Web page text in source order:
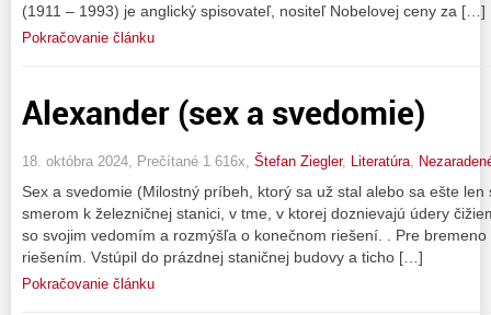
(1911 – 1993) je anglický spisovateľ, nositeľ Nobelovej ceny za […]
Pokračovanie článku
Alexander (sex a svedomie)
18. októbra 2024, Prečítané 1 616x, Štefan Ziegler, Literatúra,
Sex a svedomie (Milostný príbeh, ktorý sa už stal alebo sa ešte
smerom k železničnej stanici, v tme, v ktorej doznievajú údery
so svojim vedomím a rozmýšľa o konečnom riešení. . Pre
riešením. Vstúpil do prázdnej staničnej budovy a ticho […]
Pokračovanie článku